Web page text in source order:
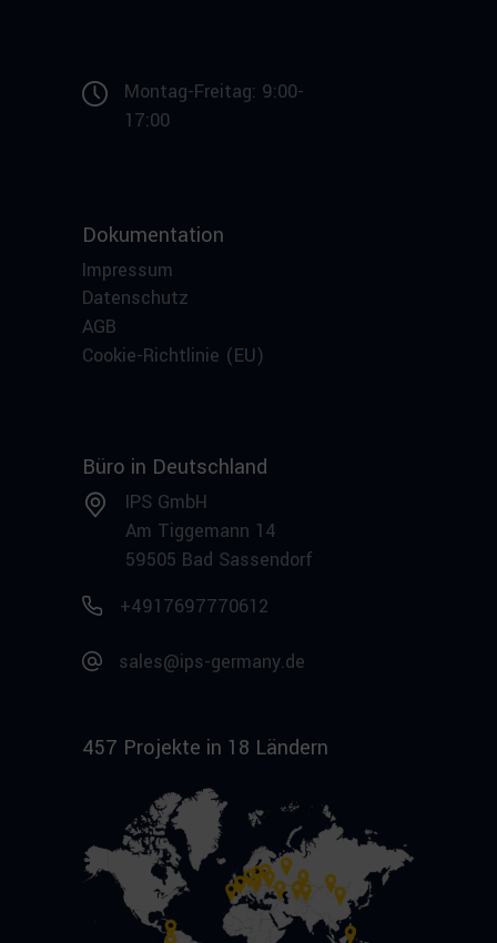
Montag-Freitag: 9:00-
17:00
Dokumentation
Impressum
Datenschutz
AGB
Cookie-Richtlinie (EU)
Büro in Deutschland
IPS GmbH
Am Tiggemann 14
59505 Bad Sassendorf
+4917697770612
sales@ips-germany.de
457 Projekte in 18 Ländern